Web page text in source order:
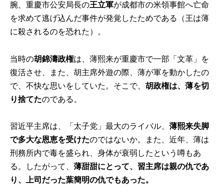
腕、重慶市公安局長の王立軍が成都市の米領事館へ亡命
を求めて逃げ込んだ事件が発覚したためである（王は薄
に殺されるのを恐れた）。
当時の胡錦濤政権は、薄熙来が重慶市で一部「文革」を
復活させ、また、胡主席外遊の際、薄が軍を動かしたの
で、不快な思いをしていた。そこで、胡政権は、薄を切
り捨てたのである。
習近平主席は、「太子党」最大のライバル、薄熙来失脚
で多大な恩恵を受けたのではないか。また、近年、薄は
刑務所内で毒を盛られ、身体が衰弱したという噂もあ
る。したがって、薄甜甜にとって、習主席は親の仇であ
り、上司だった葉簡明の仇でもあった。